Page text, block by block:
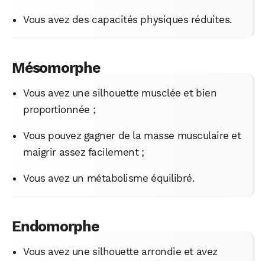
Vous avez des capacités physiques réduites.
Mésomorphe
Vous avez une silhouette musclée et bien
proportionnée ;
Vous pouvez gagner de la masse musculaire et
maigrir assez facilement ;
Vous avez un métabolisme équilibré.
Endomorphe
Vous avez une silhouette arrondie et avez